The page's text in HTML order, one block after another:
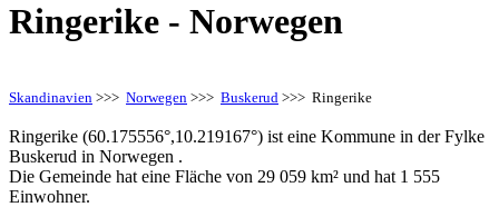
Ringerike - Norwegen
Skandinavien >>> Norwegen >>> Buskerud >>> Ringerike
Ringerike (60.175556°,10.219167°) ist eine Kommune in der Fylke
Buskerud in Norwegen .
Die Gemeinde hat eine Fläche von 29 059 km² und hat 1 555
Einwohner.